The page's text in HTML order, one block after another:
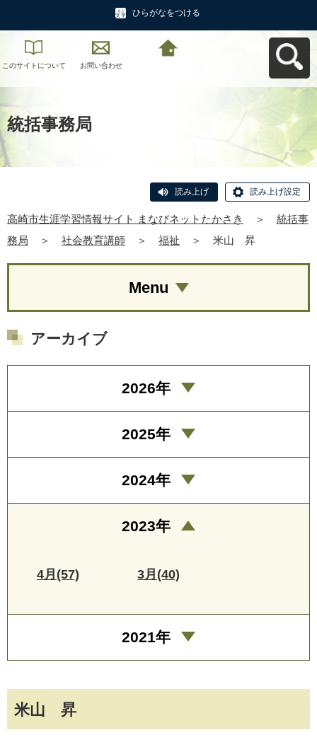
ひらがなをつける
このサイトについて お問い合わせ
統括事務局
読み上げ 読み上げ設定
高崎市生涯学習情報サイト まなびネットたかさき ＞
統括事
務局
＞ 社会教育講師 ＞ 福祉 ＞ 米山 昇
米山 昇
Menu
アーカイブ
2026年
2025年
2024年
2023年
4月(57) 3月(40)
2021年